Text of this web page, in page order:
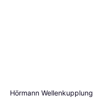
Hörmann Wellenkupplung